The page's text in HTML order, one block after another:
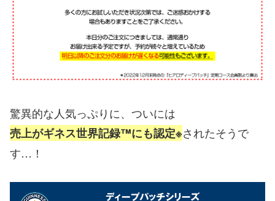
驚異的な人気っぷりに、ついには
売上がギネス世界記録™にも認定※されたそうで
す…！